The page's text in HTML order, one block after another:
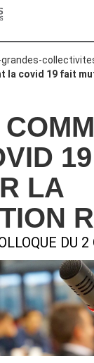
la covid 19 fait
LA
DU
cookies